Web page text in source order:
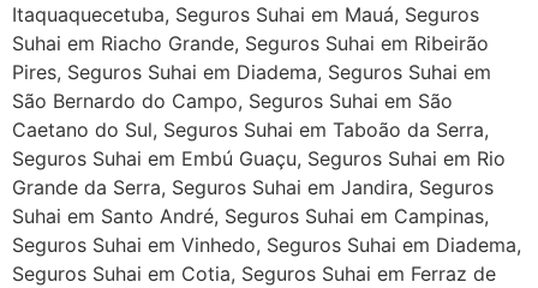
Itaquaquecetuba, Seguros Suhai em Mauá, Seguros
Suhai em Riacho Grande, Seguros Suhai em Ribeirão
Pires, Seguros Suhai em Diadema, Seguros Suhai em
São Bernardo do Campo, Seguros Suhai em São
Caetano do Sul, Seguros Suhai em Taboão da Serra,
Seguros Suhai em Embú Guaçu, Seguros Suhai em Rio
Grande da Serra, Seguros Suhai em Jandira, Seguros
Suhai em Santo André, Seguros Suhai em Campinas,
Seguros Suhai em Vinhedo, Seguros Suhai em Diadema,
Seguros Suhai em Cotia, Seguros Suhai em Ferraz de